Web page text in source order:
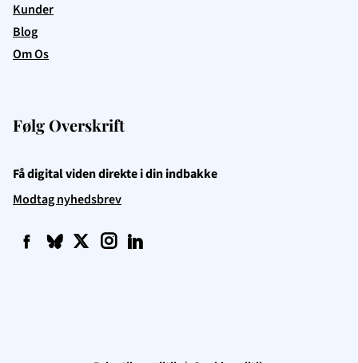
Kunder
Blog
Om Os
Følg Overskrift
Få digital viden direkte i din indbakke
Modtag nyhedsbrev
f q t i l